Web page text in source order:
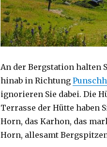
An der Bergstation halten
hinab in Richtung
ignorieren Sie dabei. Die
Terrasse der Hütte haben
Horn, das Karhon, das
Horn, allesamt